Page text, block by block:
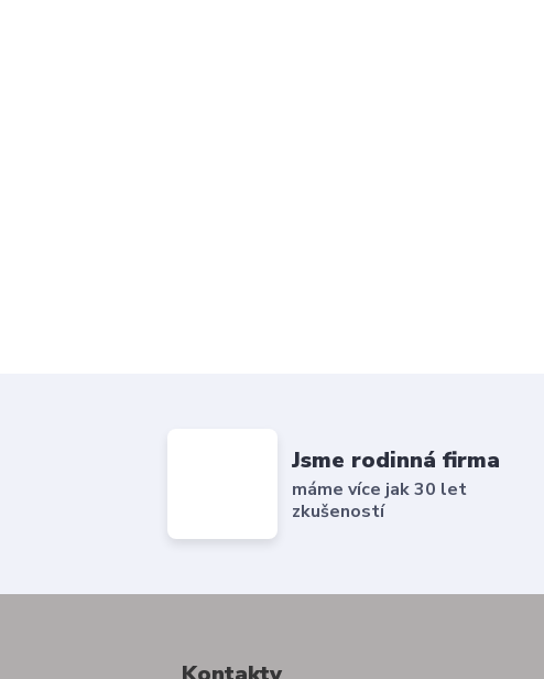
Jsme rodinná firma
máme více jak 30 let
zkušeností